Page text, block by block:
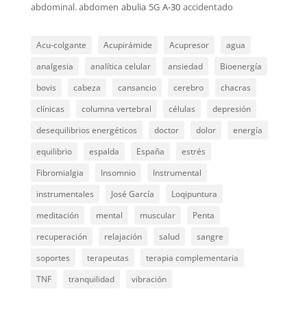
abdominal. abdomen abulia 5G A-30 accidentado
Acu-colgante Acupirámide Acupresor
agua
analgesia
analítica celular ansiedad
Bioenergía
bovis
cabeza cansancio cerebro
chacras
clínicas
columna vertebral células
depresión
desequilibrios energéticos
doctor dolor
energía
equilibrio
espalda España
estrés
Fibromialgia
Insomnio
Instrumental
instrumentales
José García
Loqipuntura
meditación
mental muscular
Penta
recuperación
relajación salud
sangre
soportes
terapeutas
terapia complementaria
TNF
tranquilidad vibración